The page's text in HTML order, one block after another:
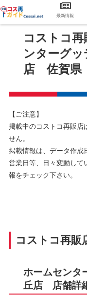
コストコ
ンターグ
店 佐賀県
【ご注意】
掲載中のコストコ再販店
せん。
掲載情報は、データ作成
営業日等、日々変動して
報をチェック下さい。
コストコ再
ホームセン
丘店 店舗詳
最新情報